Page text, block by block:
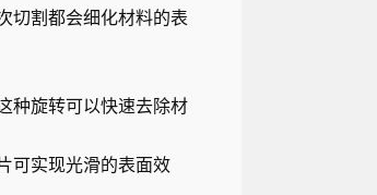
切割都会细化材料的表
种旋转可以快速去除材
可实现光滑的表面效